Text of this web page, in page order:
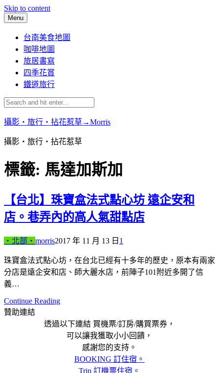
Skip to content
Menu
台南美食地圖
咖啡地圖
旅居書寫
四季花賞
鐵道旅行
攝影‧旅行‧拈花惹草→Morris
攝影‧旅行‧拈花惹草
標籤: 馬達加斯加
【台北】珠寶盒法式點心坊 遠企安和
店。巷弄內的高人氣甜點店
‧北部‧ morris2017 年 11 月 13 日 1
珠寶盒法式點心坊，在台北已經有十多年的歷史，原本有兩家
分店是遠企安和店、師大麗水店，前陣子101附近多開了信
義…
Continue Reading
贊助連結
透過以下連結 買機票/訂房/購買票券，
可以讓我獲取小小回饋，
感謝您的支持。
BOOKING 訂住宿。
Trip 訂機票住宿。